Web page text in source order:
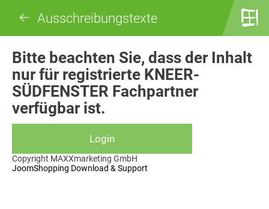
Ausschreibungstexte
Bitte beachten Sie, dass der Inhalt
nur für registrierte KNEER-
SÜDFENSTER Fachpartner
verfügbar ist.
Copyright MAXXmarketing GmbH
JoomShopping Download & Support